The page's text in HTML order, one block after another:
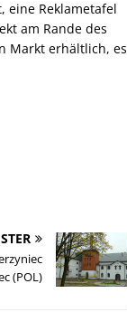
eine Reklametafel
am Rande des
Markt erhältlich, es
(POL)